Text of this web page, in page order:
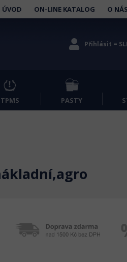
ÚVOD ON-LINE KATALOG O NÁS
Přihlásit =
TPMS PASTY